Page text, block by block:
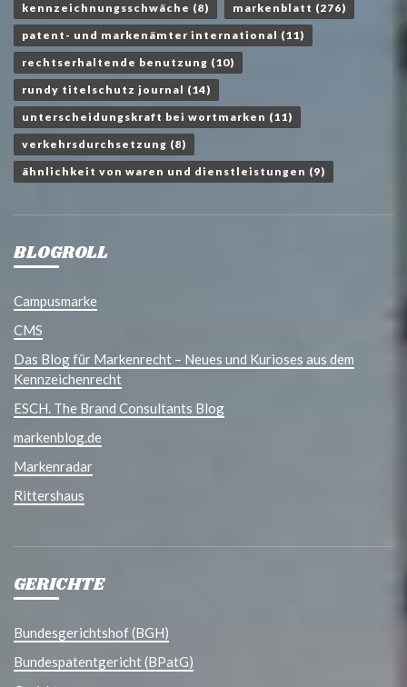
kennzeichnungsschwäche (8) markenblatt (276)
patent- und markenämter international (11)
rechtserhaltende benutzung (10)
rundy titelschutz journal (14)
unterscheidungskraft bei wortmarken (11)
verkehrsdurchsetzung (8)
ähnlichkeit von waren und dienstleistungen (9)
BLOGROLL
Campusmarke
CMS
Das Blog für Markenrecht – Neues und Kurioses aus dem
Kennzeichenrecht
ESCH. The Brand Consultants Blog
markenblog.de
Markenradar
Rittershaus
GERICHTE
Bundesgerichtshof (BGH)
Bundespatentgericht (BPatG)